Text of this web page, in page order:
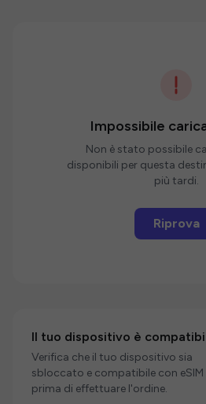
Impossibile
Non è stato possibile
disponibili per questa
più tardi.
Riprova
Il tuo dispositivo è
Verifica che il tuo dispositivo sia
sbloccato e compatibile con eSIM
prima di effettuare l'ordine.